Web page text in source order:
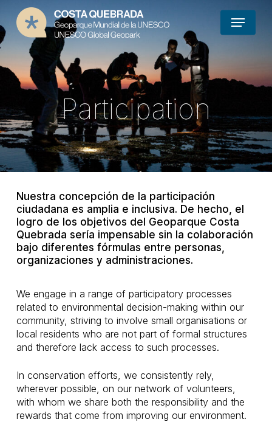
main
content
Menu
Participation
Nuestra concepción de la participación
ciudadana es amplia e inclusiva. De hecho, el
logro de los objetivos del Geoparque Costa
Quebrada sería impensable sin la colaboración
bajo diferentes fórmulas entre personas,
organizaciones y administraciones.
We engage in a range of participatory processes
related to environmental decision-making within our
community, striving to involve small organisations or
local residents who are not part of formal structures
and therefore lack access to such processes.
In conservation efforts, we consistently rely,
wherever possible, on our network of volunteers,
with whom we share both the responsibility and the
rewards that come from improving our environment.